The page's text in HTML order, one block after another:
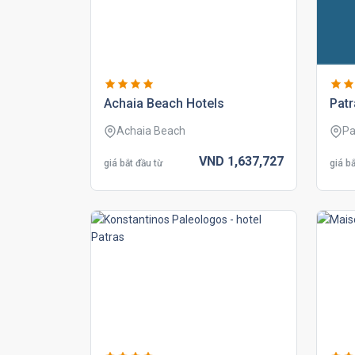
achaia beach hotels
Achaia Beach
giá bắt đầu từ VND 1,637,727 giá